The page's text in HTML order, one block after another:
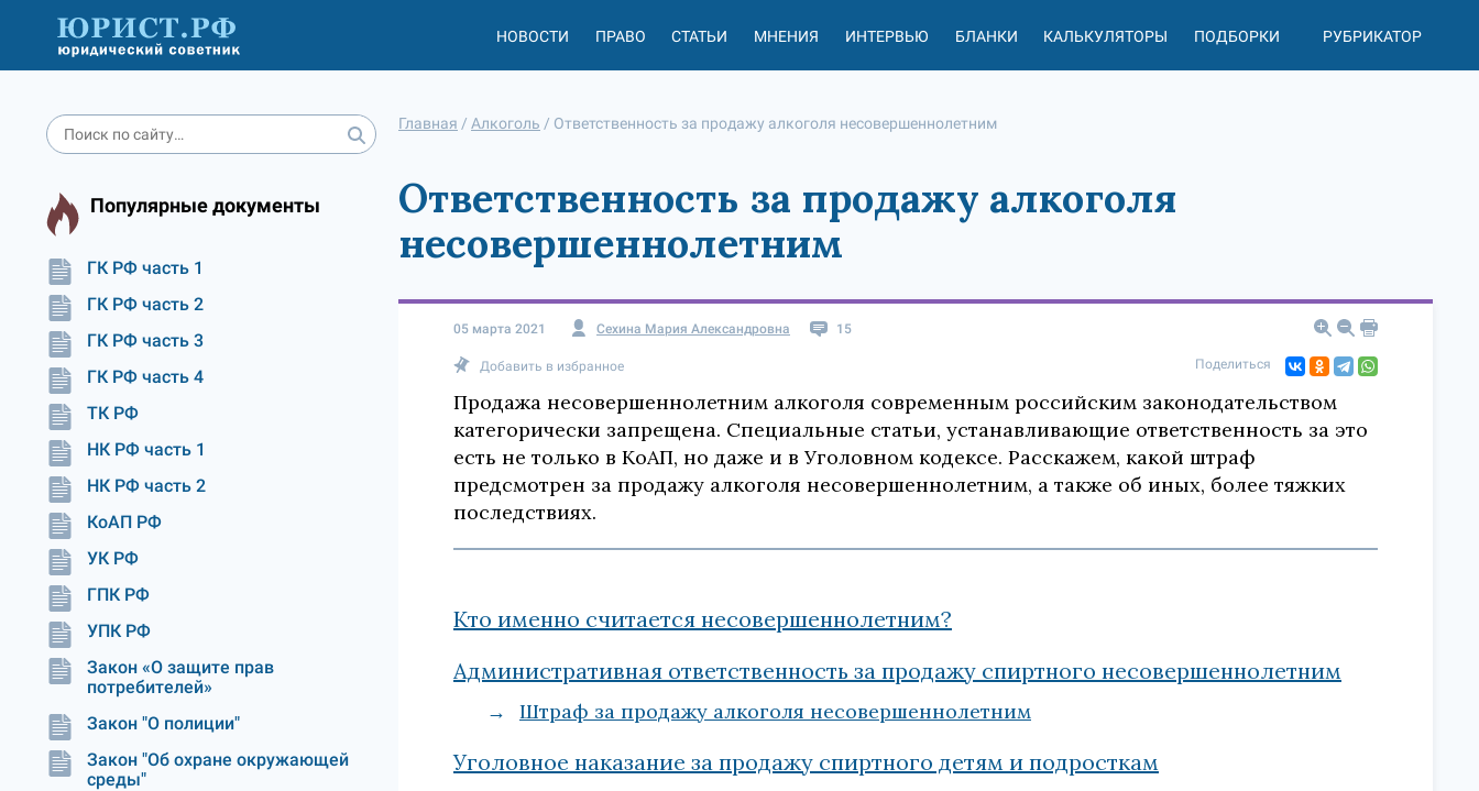
НОВОСТИ ПРАВО СТАТЬИ МНЕНИЯ ИНТЕРВЬЮ БЛАНКИ КАЛЬКУЛЯТОРЫ ПОДБОРКИ РУБРИКАТОР
Популярные документы
ГК РФ часть 1
ГК РФ часть 2
ГК РФ часть 3
ГК РФ часть 4
ТК РФ
НК РФ часть 1
НК РФ часть 2
КоАП РФ
УК РФ
ГПК РФ
УПК РФ
Закон «О защите прав
потребителей»
Закон "О полиции"
Закон "Об охране окружающей
среды"
Главная / Алкоголь / Ответственность за продажу алкоголя несовершеннолетним
Ответственность за продажу алкоголя
несовершеннолетним
05 марта 2021 Сехина Мария Александровна 15
Добавить в избранное Поделиться
Продажа несовершеннолетним алкоголя современным российским законодательством
категорически запрещена. Специальные статьи, устанавливающие ответственность за это
есть не только в КоАП, но даже и в Уголовном кодексе. Расскажем, какой штраф
предсмотрен за продажу алкоголя несовершеннолетним, а также об иных, более тяжких
последствиях.
Кто именно считается несовершеннолетним?
Административная ответственность за продажу спиртного несовершеннолетним
Штраф за продажу алкоголя несовершеннолетним
Уголовное наказание за продажу спиртного детям и подросткам